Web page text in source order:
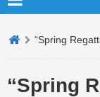
“Spring
“Spring